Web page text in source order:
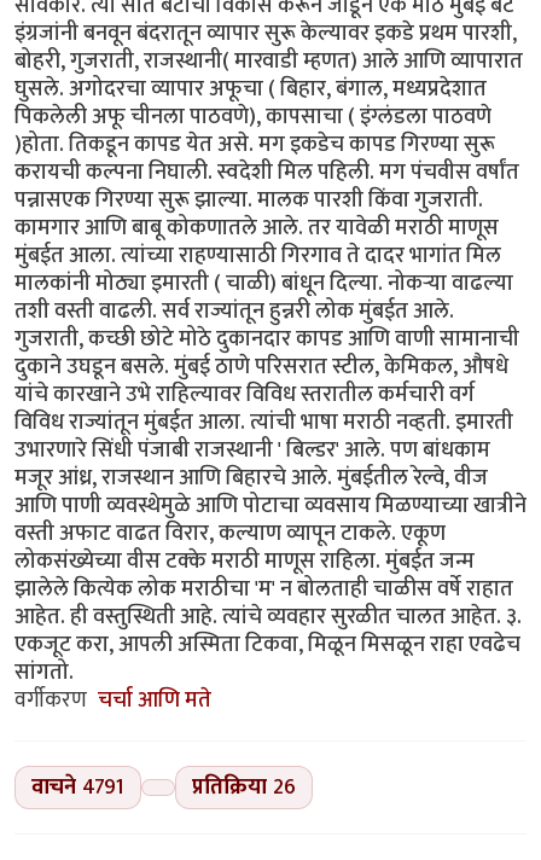
इंग्रजांनी बनवून बंदरातून व्यापार सुरू केल्यावर इकडे प्रथम पारशी,
बोहरी, गुजराती, राजस्थानी( मारवाडी म्हणत) आले आणि व्यापारात
घुसले. अगोदरचा व्यापार अफूचा ( बिहार, बंगाल, मध्यप्रदेशात
पिकलेली अफू चीनला पाठवणे), कापसाचा ( इंग्लंडला पाठवणे
)होता. तिकडून कापड येत असे. मग इकडेच कापड गिरण्या सुरू
करायची कल्पना निघाली. स्वदेशी मिल पहिली. मग पंचवीस वर्षांत
पन्नासएक गिरण्या सुरू झाल्या. मालक पारशी किंवा गुजराती.
कामगार आणि बाबू कोकणातले आले. तर यावेळी मराठी माणूस
मुंबईत आला. त्यांच्या राहण्यासाठी गिरगाव ते दादर भागांत मिल
मालकांनी मोठ्या इमारती ( चाळी) बांधून दिल्या. नोकऱ्या वाढल्या
तशी वस्ती वाढली. सर्व राज्यांतून हुन्नरी लोक मुंबईत आले.
गुजराती, कच्छी छोटे मोठे दुकानदार कापड आणि वाणी सामानाची
दुकाने उघडून बसले. मुंबई ठाणे परिसरात स्टील, केमिकल, औषधे
यांचे कारखाने उभे राहिल्यावर विविध स्तरातील कर्मचारी वर्ग
विविध राज्यांतून मुंबईत आला. त्यांची भाषा मराठी नव्हती. इमारती
उभारणारे सिंधी पंजाबी राजस्थानी ' बिल्डर' आले. पण बांधकाम
मजूर आंध्र, राजस्थान आणि बिहारचे आले. मुंबईतील रेल्वे, वीज
आणि पाणी व्यवस्थेमुळे आणि पोटाचा व्यवसाय मिळण्याच्या खात्रीने
वस्ती अफाट वाढत विरार, कल्याण व्यापून टाकले. एकूण
लोकसंख्येच्या वीस टक्के मराठी माणूस राहिला. मुंबईत जन्म
झालेले कित्येक लोक मराठीचा 'म' न बोलताही चाळीस वर्षे राहात
आहेत. ही वस्तुस्थिती आहे. त्यांचे व्यवहार सुरळीत चालत आहेत. ३.
एकजूट करा, आपली अस्मिता टिकवा, मिळून मिसळून राहा एवढेच
सांगतो.
वर्गीकरण चर्चा आणि मते
वाचने 4791 प्रतिक्रिया 26